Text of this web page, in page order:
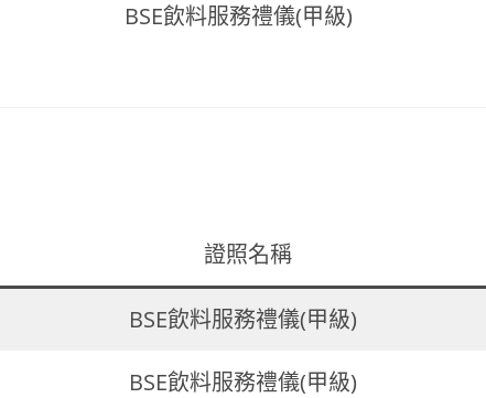
BSE飲料服務禮儀(甲級)
證照名稱
BSE飲料服務禮儀(甲級)
BSE飲料服務禮儀(甲級)